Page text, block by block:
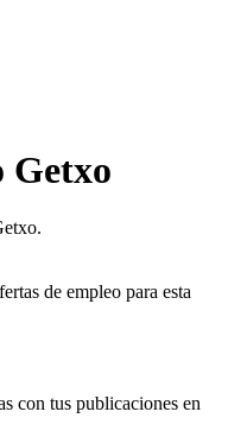
Getxo
de empleo para esta
con tus publicaciones en